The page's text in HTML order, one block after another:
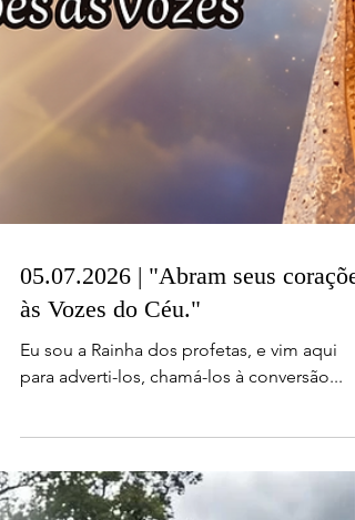
05.07.2026 | "Abram seus corações
às Vozes do Céu."